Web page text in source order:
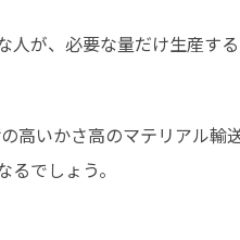
人が、必要な量だけ生産す
高いかさ高のマテリアル
でしょう。